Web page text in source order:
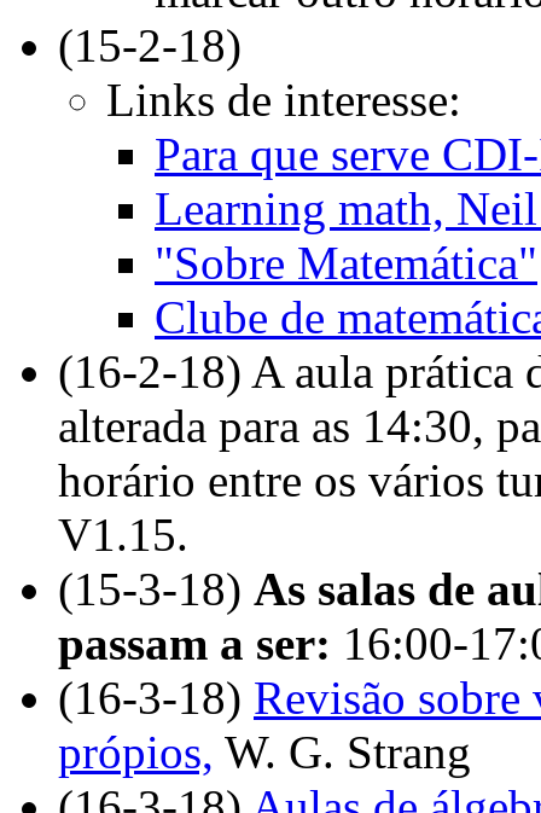
(15-2-18)
Links de interesse:
Para que serve
Learning math,
"Sobre Matemática"
Clube de
(16-2-18) A aula prática
alterada para as 14:30,
horário entre os vários
V1.15.
(15-3-18) As salas de
passam a ser: 16:00-
(16-3-18) Revisão sobre
própios, W. G. Strang